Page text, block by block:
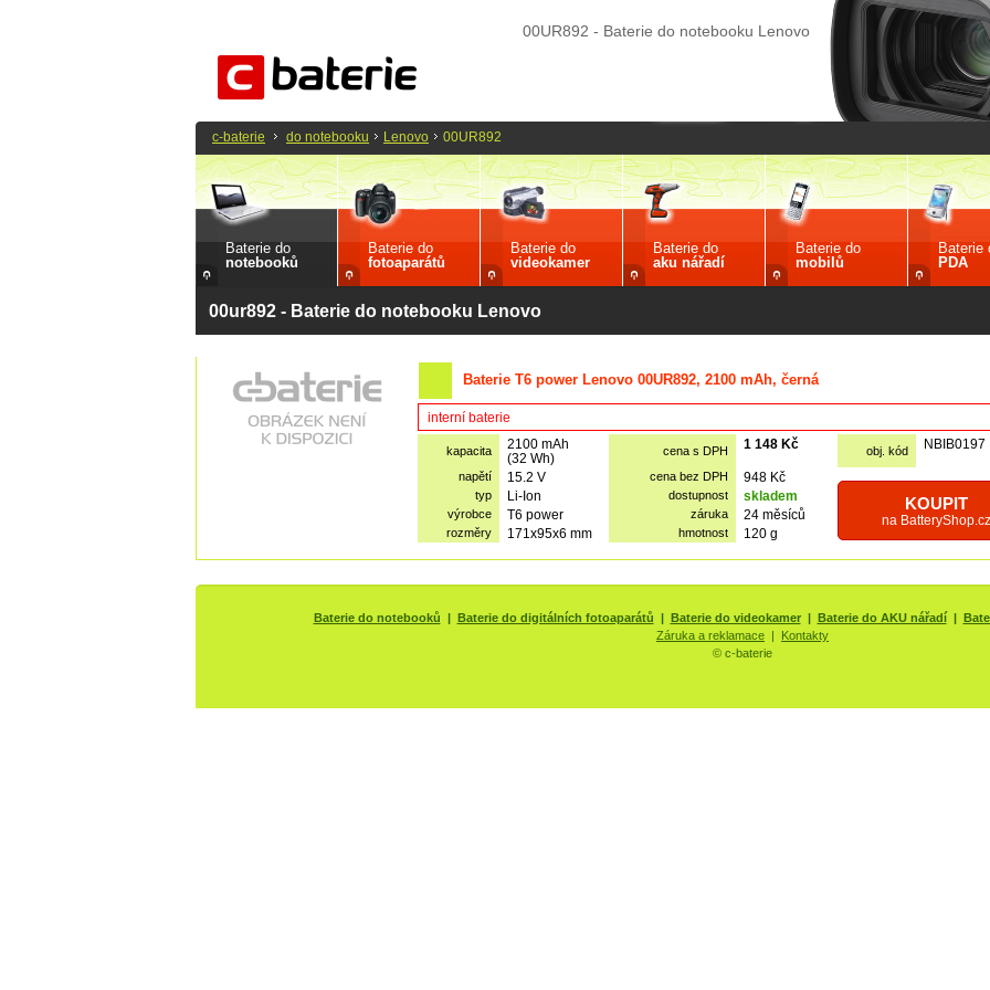
00UR892 - Baterie do notebooku Lenovo
Baterie do
notebooků
Baterie do
fotoaparátů
Baterie do
videokamer
Baterie do
aku nářadí
Baterie do
mobilů
Baterie
PDA
00ur892 - Baterie do notebooku Lenovo
Baterie T6 power Lenovo 00UR892, 2100 mAh, černá
interní baterie
kapacita
2100 mAh
(32 Wh)
cena s DPH 1 148 Kč obj. kód NBIB0197
napětí 15.2 V cena bez DPH 948 Kč
KOUPIT
na BatteryShop.cz
typ Li-Ion dostupnost skladem
výrobce T6 power záruka 24 měsíců
rozměry 171x95x6 mm hmotnost 120 g
c-baterie do notebooku Lenovo 00UR892
Baterie do notebooků | Baterie do digitálních fotoaparátů | Baterie do videokamer| Baterie do AKU nářadí|
Záruka a reklamace | Kontakty
© c-baterie